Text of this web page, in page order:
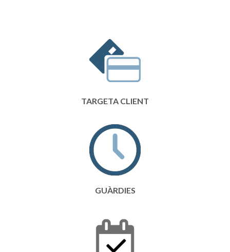
TARGETA CLIENT
GUÀRDIES